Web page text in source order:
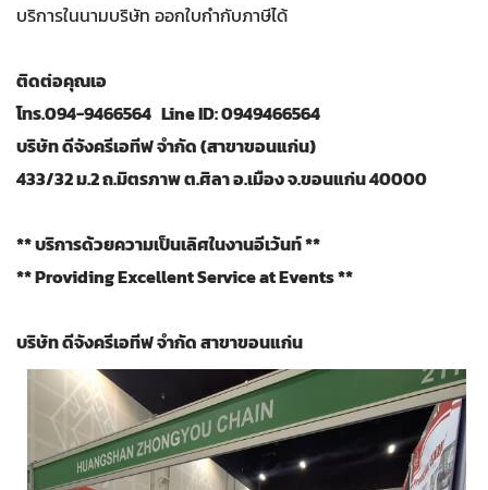
บริการในนามบริษัท ออกใบกำกับภาษีได้
ติดต่อคุณเอ
โทร.094-9466564 Line ID: 0949466564
บริษัท ดีจังครีเอทีฟ จำกัด (สาขาขอนแก่น)
433/32 ม.2 ถ.มิตรภาพ ต.ศิลา อ.เมือง จ.ขอนแก่น 40000
** บริการด้วยความเป็นเลิศในงานอีเว้นท์ **
** Providing Excellent Service at Events **
บริษัท ดีจังครีเอทีฟ จำกัด สาขาขอนแก่น